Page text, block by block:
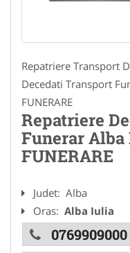
Repatriere Transport
Decedati Transport
FUNERARE
Repatriere
Funerar
FUNERARE
Judet: Alba
Oras: Alba Iulia
0769909000